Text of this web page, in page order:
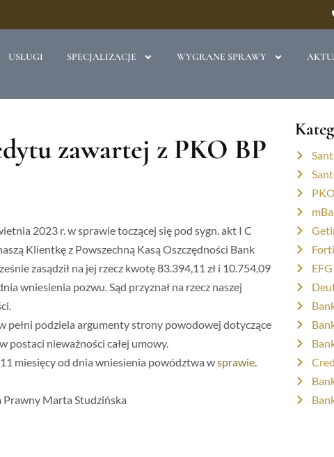
USŁUGI SPECJALIZACJE WYGRANE SPRAWY
zawartej z PKO BP
2023 r. w sprawie toczącej się pod sygn. akt I C
Klientkę z Powszechną Kasą Oszczędności Bank
zasądził na jej rzecz kwotę 83.394,11 zł i 10.754,09
wniesienia pozwu. Sąd przyznał na rzecz naszej
pełni podziela argumenty strony powodowej dotyczące
postaci nieważności całej umowy.
miesięcy od dnia wniesienia powództwa wsprawie.
Marta Studzińska